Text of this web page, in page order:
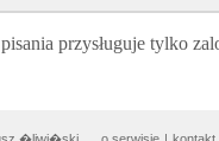
przysługuje tylko